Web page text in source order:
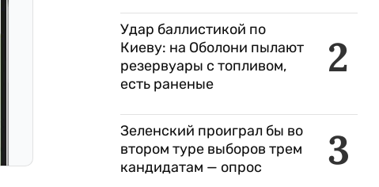
2
Удар баллистикой по
Киеву: на Оболони пылают
резервуары с топливом,
есть раненые
3
Зеленский проиграл бы во
втором туре выборов трем
кандидатам — опрос